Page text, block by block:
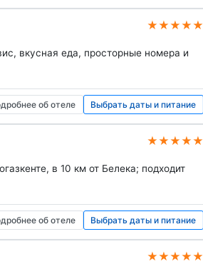
★★★★★
вкусная еда, просторные номера и
об отеле Выбрать даты и питание
★★★★★
в 10 км от Белека; подходит
об отеле Выбрать даты и питание
★★★★★